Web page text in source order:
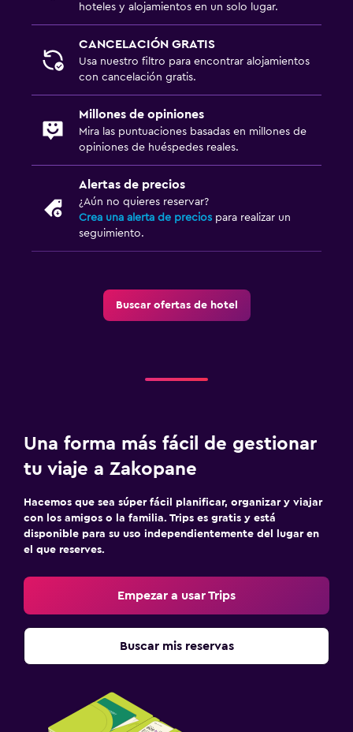
hoteles y alojamientos en un solo lugar.
CANCELACIÓN GRATIS
Usa nuestro filtro para encontrar alojamientos
con cancelación gratis.
Millones de opiniones
Mira las puntuaciones basadas en millones de
opiniones de huéspedes reales.
Alertas de precios
¿Aún no quieres reservar?
Crea una alerta de precios para realizar un
seguimiento.
Buscar ofertas de hotel
Una forma más fácil de gestionar
tu viaje a Zakopane
Hacemos que sea súper fácil planificar, organizar y viajar
con los amigos o la familia. Trips es gratis y está
disponible para su uso independientemente del lugar en
el que reserves.
Empezar a usar Trips
Buscar mis reservas